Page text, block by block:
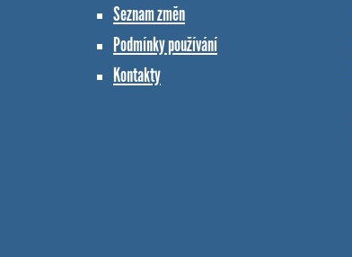
Seznam změn
Podmínky používání
Kontakty